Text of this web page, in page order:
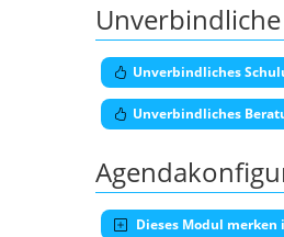
Unverbindliches
Unverbindliches
Dieses Modul